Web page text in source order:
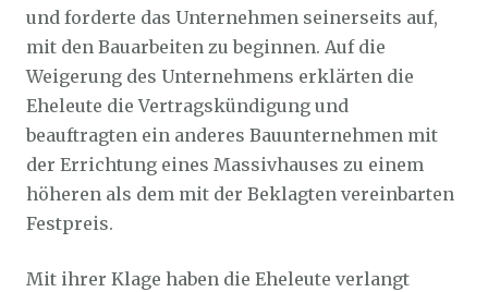
und forderte das Unternehmen seinerseits auf,
mit den Bauarbeiten zu beginnen. Auf die
Weigerung des Unternehmens erklärten die
Eheleute die Vertragskündigung und
beauftragten ein anderes Bauunternehmen mit
der Errichtung eines Massivhauses zu einem
höheren als dem mit der Beklagten vereinbarten
Festpreis.
Mit ihrer Klage haben die Eheleute verlangt